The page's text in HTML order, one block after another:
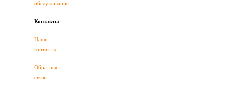
обслуживание
Контакты
Наши
контакты
Обратная
связь